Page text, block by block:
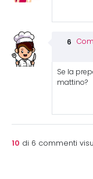
Se la
mattino?
10 di 6 commenti